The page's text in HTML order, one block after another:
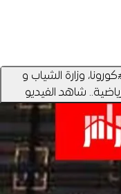
وزارة الشياب و
شاهد الفيديو